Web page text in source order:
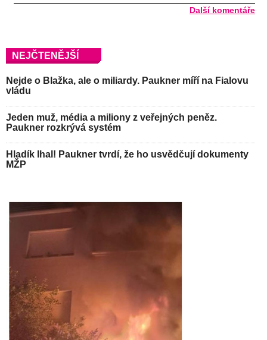
Další komentáře
NEJČTENĚJŠÍ
Nejde o Blažka, ale o miliardy. Paukner míří na Fialovu
vládu
Jeden muž, média a miliony z veřejných peněz.
Paukner rozkrývá systém
Hladík lhal! Paukner tvrdí, že ho usvědčují dokumenty
MŽP